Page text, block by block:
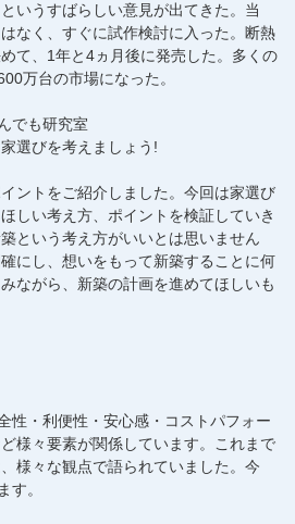
いうすばらしい意見が出てきた。当
なく、すぐに試作検討に入った。断熱
て、1年と4ヵ月後に発売した。多くの
万台の市場になった。
でも研究室
選びを考えましょう!
ントをご紹介しました。今回は家選び
しい考え方、ポイントを検証していき
という考え方がいいとは思いません
にし、想いをもって新築することに何
ながら、新築の計画を進めてほしいも
性・利便性・安心感・コストパフォー
様々要素が関係しています。これまで
様々な観点で語られていました。今
す。